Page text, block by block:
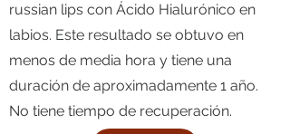
russian lips con Ácido Hialurónico en
labios. Este resultado se obtuvo en
menos de media hora y tiene una
duración de aproximadamente 1 año.
No tiene tiempo de recuperación.